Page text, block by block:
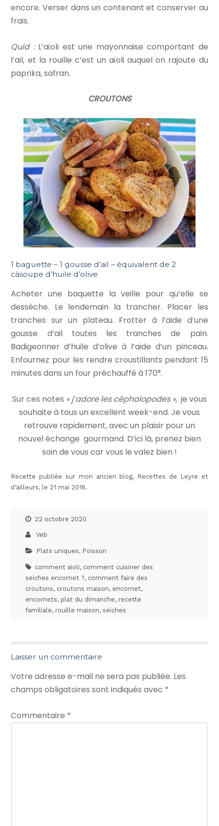
encore. Verser dans un contenant et conserver au
frais.
Quid :L’aïoli est une mayonnaise comportant de
l’ail, et la rouille c’est un aïoli auquel on rajoute du
paprika, safran.
CROUTONS
1 baguette – 1 gousse d’ail – équivalent de 2
càsoupe d’huile d’olive
Acheter une baquette la veille pour qu’elle se
dessèche. Le lendemain la trancher. Placer les
tranches sur un plateau. Frotter à l’aide d’une
gousse d’ail toutes les tranches de pain.
Badigeonner d’huile d’olive à l’aide d’un pinceau.
Enfournez pour les rendre croustillants pendant 15
minutes dans un four préchauffé à 170°.
Sur ces notes « j’adore les céphalopodes », je vous
souhaite à tous un excellent week-end. Je vous
retrouve rapidement, avec un plaisir pour un
nouvel échange gourmand. D’ici là, prenez bien
soin de vous car vous le valez bien !
Recette publiée sur mon ancien blog, Recettes de Leyre et
d’ailleurs, le 21 mai 2016.
22 octobre 2020
Veb
Plats uniques, Poisson
comment aioli, comment cuisiner des
seiches encornet ?, comment faire des
croutons, croutons maison, encornet,
encornets, plat du dimanche, recette
familiale, rouille maison,seiches
Laisser un commentaire
Votre adresse e-mail ne sera pas publiée. Les
champs obligatoires sont indiqués avec *
Commentaire *